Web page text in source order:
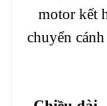
motor kết
chuyển